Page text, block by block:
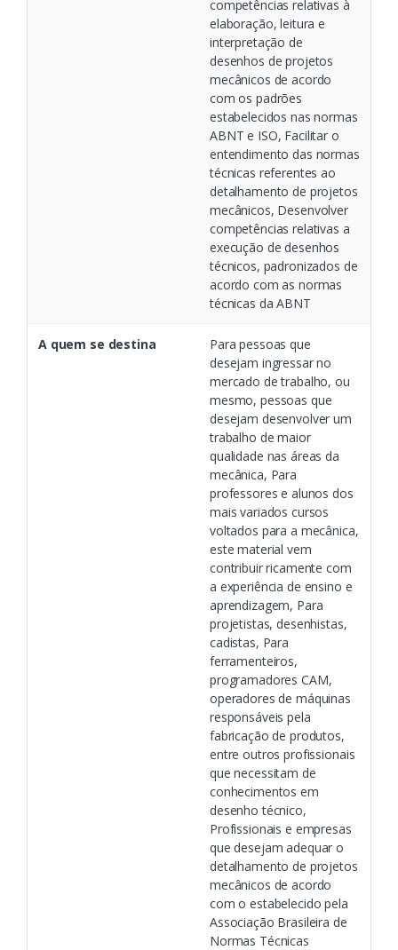
competências relativas à
elaboração, leitura e
interpretação de
desenhos de projetos
mecânicos de acordo
com os padrões
estabelecidos nas normas
ABNT e ISO, Facilitar o
entendimento das normas
técnicas referentes ao
detalhamento de projetos
mecânicos, Desenvolver
competências relativas a
execução de desenhos
técnicos, padronizados de
acordo com as normas
técnicas da ABNT
A quem se destina
Para pessoas que
desejam ingressar no
mercado de trabalho, ou
mesmo, pessoas que
desejam desenvolver um
trabalho de maior
qualidade nas áreas da
mecânica, Para
professores e alunos dos
mais variados cursos
voltados para a mecânica,
este material vem
contribuir ricamente com
a experiência de ensino e
aprendizagem, Para
projetistas, desenhistas,
cadistas, Para
ferramenteiros,
programadores CAM,
operadores de máquinas
responsáveis pela
fabricação de produtos,
entre outros profissionais
que necessitam de
conhecimentos em
desenho técnico,
Profissionais e empresas
que desejam adequar o
detalhamento de projetos
mecânicos de acordo
com o estabelecido pela
Associação Brasileira de
Normas Técnicas